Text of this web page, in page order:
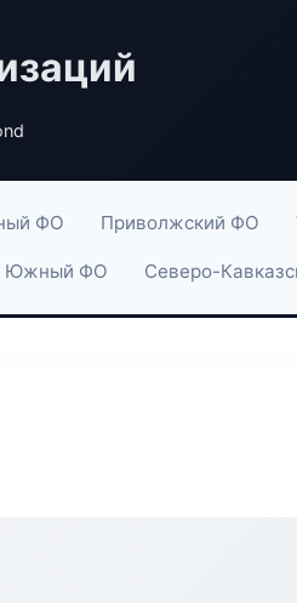
ФО Приволжский ФО
Южный ФО Северо-